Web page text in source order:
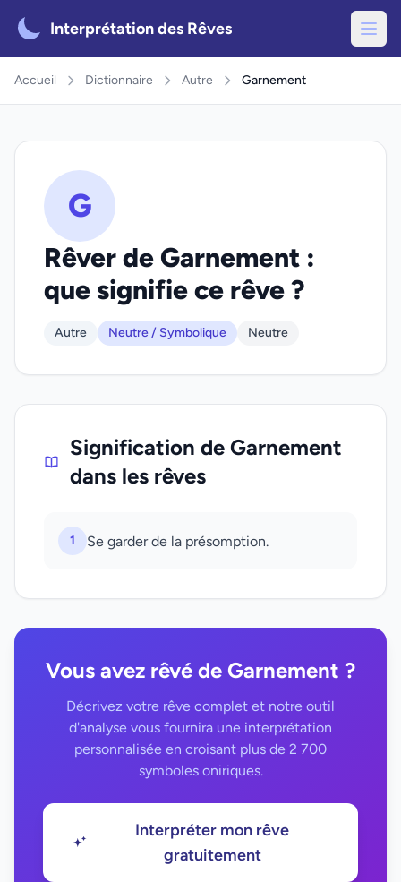
Interprétation des Rêves
Accueil Dictionnaire Autre Garnement
G
Rêver de Garnement :
que signifie ce rêve ?
Autre Neutre / Symbolique Neutre
Signification de Garnement
dans les rêves
1 Se garder de la présomption.
Vous avez rêvé de Garnement ?
Décrivez votre rêve complet et notre outil
d'analyse vous fournira une interprétation
personnalisée en croisant plus de 2 700
symboles oniriques.
Interpréter mon rêve
gratuitement